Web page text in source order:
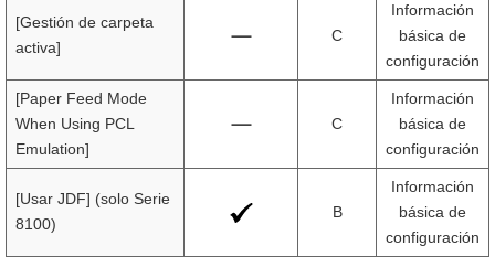
[Gestión de carpeta
activa]
C
Información
básica de
configuración
[Paper Feed Mode
When Using PCL
Emulation]
C
Información
básica de
configuración
[Usar JDF] (solo Serie
8100)
B
Información
básica de
configuración